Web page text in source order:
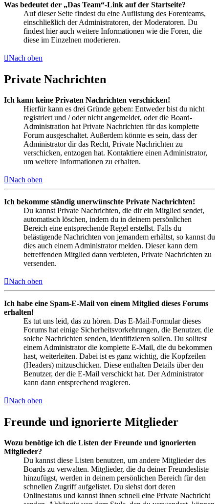
Was bedeutet der „Das Team“-Link auf der Startseite?
Auf dieser Seite findest du eine Auflistung des Forenteams,
einschließlich der Administratoren, der Moderatoren. Du
findest hier auch weitere Informationen wie die Foren, die
diese im Einzelnen moderieren.
Nach oben
Private Nachrichten
Ich kann keine Privaten Nachrichten verschicken!
Hierfür kann es drei Gründe geben: Entweder bist du nicht
registriert und / oder nicht angemeldet, oder die Board-
Administration hat Private Nachrichten für das komplette
Forum ausgeschaltet. Außerdem könnte es sein, dass der
Administrator dir das Recht, Private Nachrichten zu
verschicken, entzogen hat. Kontaktiere einen Administrator,
um weitere Informationen zu erhalten.
Nach oben
Ich bekomme ständig unerwünschte Private Nachrichten!
Du kannst Private Nachrichten, die dir ein Mitglied sendet,
automatisch löschen, indem du in deinem persönlichen
Bereich eine entsprechende Regel erstellst. Falls du
belästigende Nachrichten von jemandem erhältst, so kannst du
dies auch einem Administrator melden. Dieser kann dem
betreffenden Mitglied dann verbieten, Private Nachrichten zu
versenden.
Nach oben
Ich habe eine Spam-E-Mail von einem Mitglied dieses Forums
erhalten!
Es tut uns leid, das zu hören. Das E-Mail-Formular dieses
Forums hat einige Sicherheitsvorkehrungen, die Benutzer, die
solche Nachrichten senden, identifizieren sollen. Du solltest
einem Administrator die komplette E-Mail, die du bekommen
hast, weiterleiten. Dabei ist es ganz wichtig, die Kopfzeilen
(Headers) mitzuschicken. Diese enthalten Details über den
Benutzer, der die E-Mail verschickt hat. Der Administrator
kann dann entsprechend reagieren.
Nach oben
Freunde und ignorierte Mitglieder
Wozu benötige ich die Listen der Freunde und ignorierten
Mitglieder?
Du kannst diese Listen benutzen, um andere Mitglieder des
Boards zu verwalten. Mitglieder, die du deiner Freundesliste
hinzufügst, werden in deinem persönlichen Bereich für den
schnellen Zugriff aufgelistet. Du siehst dort deren
Onlinestatus und kannst ihnen schnell eine Private Nachricht